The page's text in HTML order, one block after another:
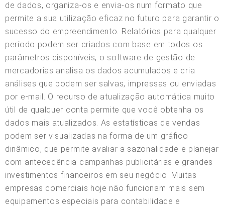
de dados, organiza-os e envia-os num formato que
permite a sua utilização eficaz no futuro para garantir o
sucesso do empreendimento. Relatórios para qualquer
período podem ser criados com base em todos os
parâmetros disponíveis, o software de gestão de
mercadorias analisa os dados acumulados e cria
análises que podem ser salvas, impressas ou enviadas
por e-mail. O recurso de atualização automática muito
útil de qualquer conta permite que você obtenha os
dados mais atualizados. As estatísticas de vendas
podem ser visualizadas na forma de um gráfico
dinâmico, que permite avaliar a sazonalidade e planejar
com antecedência campanhas publicitárias e grandes
investimentos financeiros em seu negócio. Muitas
empresas comerciais hoje não funcionam mais sem
equipamentos especiais para contabilidade e